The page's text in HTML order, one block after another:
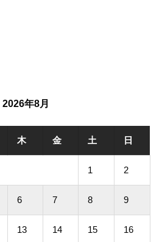
2026年8月
木 金 土 日
1 2
6 7 8 9
13 14 15 16